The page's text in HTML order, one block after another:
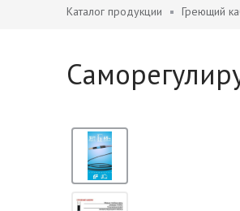
Каталог продукции Греющий